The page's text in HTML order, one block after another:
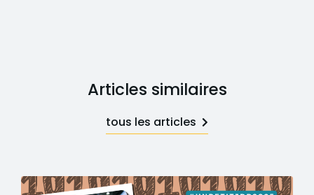
Articles similaires
tous les articles